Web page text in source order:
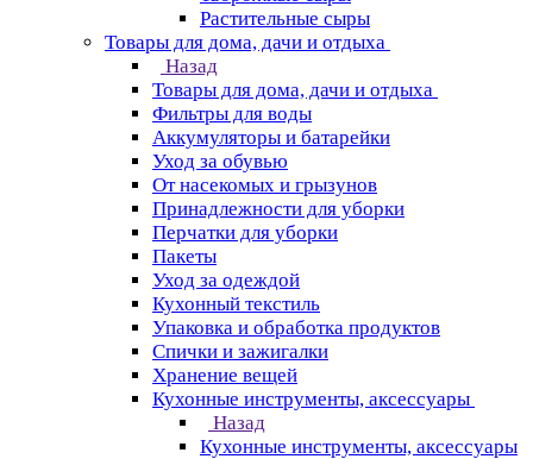
Растительные сыры
Товары для дома, дачи и отдыха
Назад
Товары для дома, дачи и отдыха
Фильтры для воды
Аккумуляторы и батарейки
Уход за обувью
От насекомых и грызунов
Принадлежности для уборки
Перчатки для уборки
Пакеты
Уход за одеждой
Кухонный текстиль
Упаковка и обработка продуктов
Спички и зажигалки
Хранение вещей
Кухонные инструменты, аксессуары
Назад
Кухонные инструменты, аксессуары